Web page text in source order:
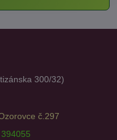
300/32)
č.297